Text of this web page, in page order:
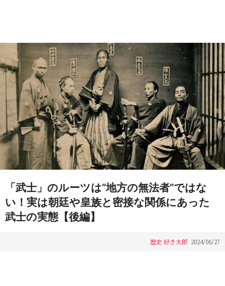
「武士」のルーツは”地方の無法者”ではな
い！実は朝廷や皇族と密接な関係にあった
武士の実態【後編】
歴史 好き太郎 2024/06/27